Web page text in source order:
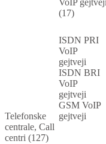
Telefonske
centrale, Call
centri (127)
VoIP
(17)
ISDN PRI
VoIP
gejtveji
ISDN BRI
VoIP
gejtveji
GSM VoIP
gejtveji